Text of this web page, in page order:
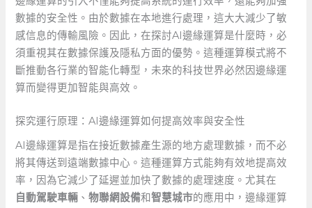
數據的安全性。由於數據在本地進行處理，這大大減少了敏
感信息的傳輸風險。因此，在探討AI邊緣運算是什麼時，必
須重視其在數據保護及隱私方面的優勢。這種運算模式將不
斷推動各行業的智能化轉型，未來的科技世界必然因邊緣運
算而變得更加智能與高效。
探究運行原理：AI邊緣運算如何提高效率與安全性
AI邊緣運算是指在接近數據產生源的地方處理數據，而不必
將其傳送到遠端數據中心。這種運算方式能夠有效地提高效
率，因為它減少了延遲並加快了數據的處理速度。尤其在
自動駕駛車輛 、物聯網設備和智慧城市的應用中，邊緣運算